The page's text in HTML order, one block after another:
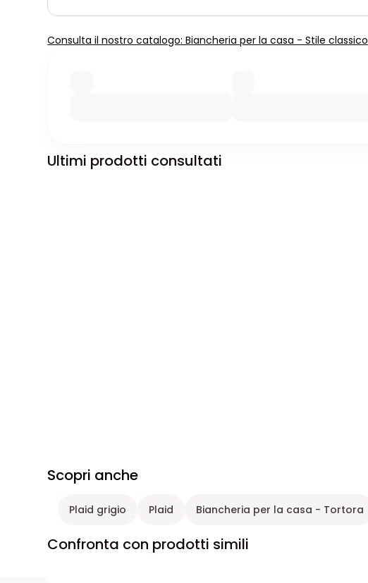
Consulta il nostro catalogo: Biancheria per la casa - Stile classico
Ultimi prodotti consultati
Scopri anche
Plaid grigio Plaid Biancheria per la casa - Tortora
Confronta con prodotti simili